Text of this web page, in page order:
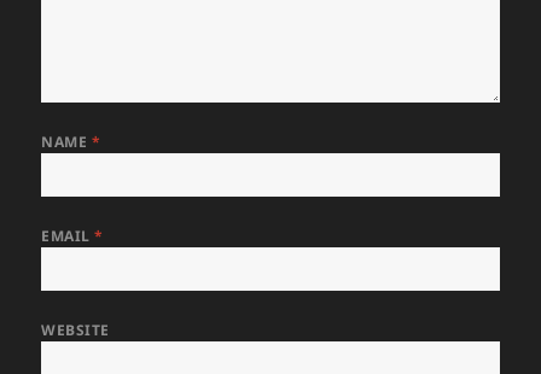
NAME *
EMAIL*
WEBSITE